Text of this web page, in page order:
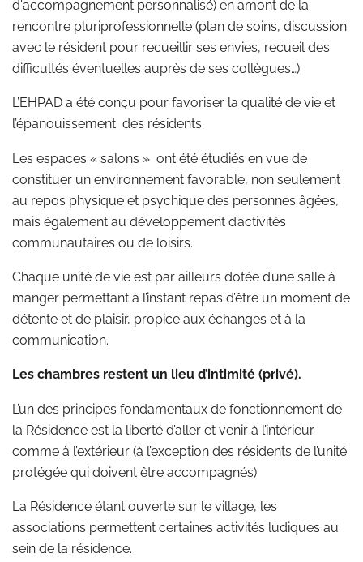
d'accompagnement personnalisé) en amont de la
rencontre pluriprofessionnelle (plan de soins, discussion
avec le résident pour recueillir ses envies, recueil des
difficultés éventuelles auprès de ses collègues…)
L’EHPAD a été conçu pour favoriser la qualité de vie et
l’épanouissement des résidents.
Les espaces « salons » ont été étudiés en vue de
constituer un environnement favorable, non seulement
au repos physique et psychique des personnes âgées,
mais également au développement d’activités
communautaires ou de loisirs.
Chaque unité de vie est par ailleurs dotée d’une salle à
manger permettant à l’instant repas d’être un moment de
détente et de plaisir, propice aux échanges et à la
communication.
Les chambres restent un lieu d’intimité (privé).
L’un des principes fondamentaux de fonctionnement de
la Résidence est la liberté d’aller et venir à l’intérieur
comme à l’extérieur (à l’exception des résidents de l’unité
protégée qui doivent être accompagnés).
La Résidence étant ouverte sur le village, les
associations permettent certaines activités ludiques au
sein de la résidence.